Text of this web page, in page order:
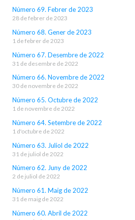
Número 69. Febrer de 2023
28 de febrer de 2023
Número 68. Gener de 2023
1 de febrer de 2023
Número 67. Desembre de 2022
31 de desembre de 2022
Número 66. Novembre de 2022
30 de novembre de 2022
Número 65. Octubre de 2022
1 de novembre de 2022
Número 64. Setembre de 2022
1 d'octubre de 2022
Número 63. Juliol de 2022
31 de juliol de 2022
Número 62. Juny de 2022
2 de juliol de 2022
Número 61. Maig de 2022
31 de maig de 2022
Número 60. Abril de 2022